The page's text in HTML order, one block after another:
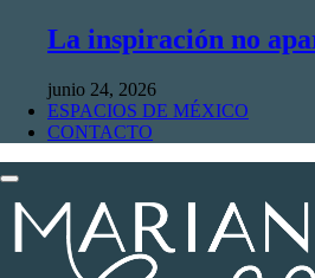
La inspiración no
junio 24, 2026
ESPACIOS DE MÉXICO
CONTACTO